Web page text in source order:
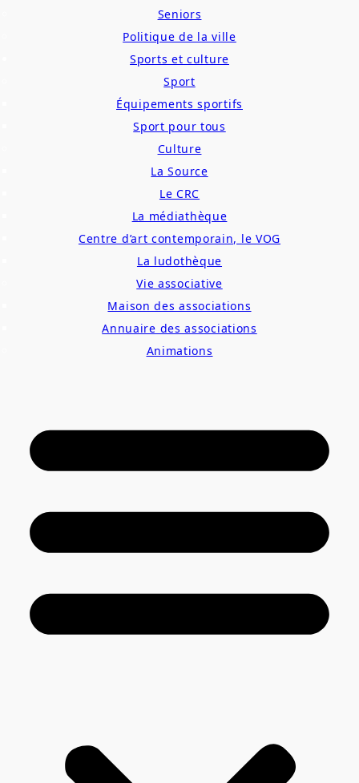
Seniors
Politique de la ville
Sports et culture
Sport
Équipements sportifs
Sport pour tous
Culture
La Source
Le CRC
La médiathèque
Centre d’art contemporain, le VOG
La ludothèque
Vie associative
Maison des associations
Annuaire des associations
Animations